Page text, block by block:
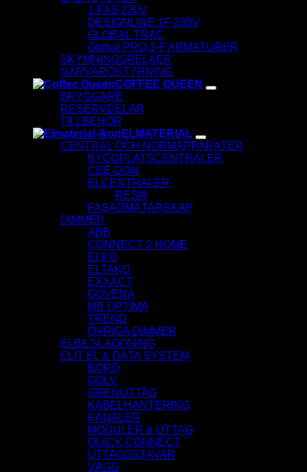
1-FAS 230V
DESIGNLINE 1F 230V
GLOBAL TRAC
Global PRO 3-F ARMATURER
SKYMNINGSRELÄER
NÄRVAROSTYRNING
COFFEE QUEEN
BRYGGARE
RESERVDELAR
TILLBEHÖR
ELMATERIAL
CENTRAL OCH NORMAPPARATER
BYGGPLATSCENTRALER
CEE-DON
ELCENTRALER
RESI9
FASADMÄTARSKAP
DIMMER
ABB
CONNECT 2 HOME
ELKO
ELTAKO
EXXACT
GOVENA
MB OPTIMA
TREND
ÖVRIGA DIMMER
ELBILSLADDNING
ELIT EL & DATA SYSTEM
BORD
GOLV
GRENUTTAG
KABELHANTERING
KANALER
MODULER & UTTAG
QUICK CONNECT
UTTAGSSTAVAR
VÄGG